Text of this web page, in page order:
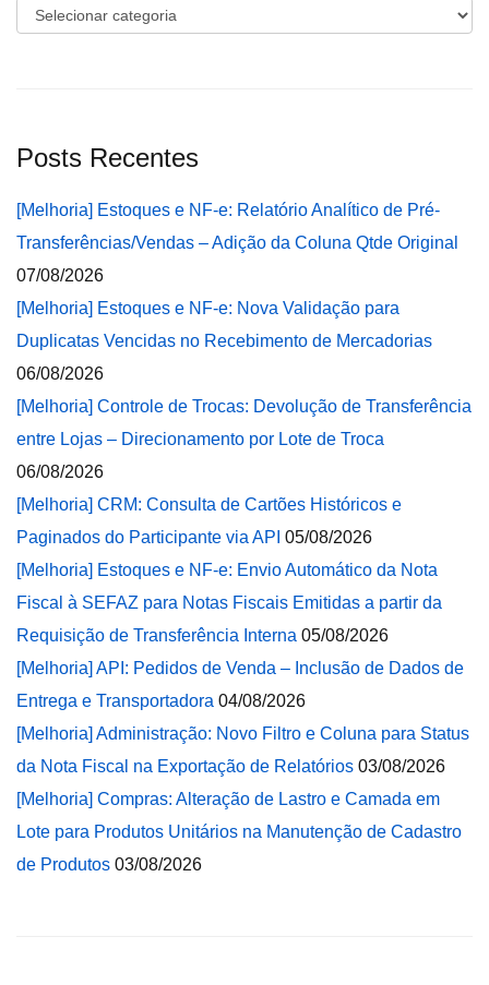
Categorias
Posts Recentes
[Melhoria] Estoques e NF-e: Relatório Analítico de Pré-
Transferências/Vendas – Adição da Coluna Qtde Original
07/08/2026
[Melhoria] Estoques e NF-e: Nova Validação para
Duplicatas Vencidas no Recebimento de Mercadorias
06/08/2026
[Melhoria] Controle de Trocas: Devolução de Transferência
entre Lojas – Direcionamento por Lote de Troca
06/08/2026
[Melhoria] CRM: Consulta de Cartões Históricos e
Paginados do Participante via API 05/08/2026
[Melhoria] Estoques e NF-e: Envio Automático da Nota
Fiscal à SEFAZ para Notas Fiscais Emitidas a partir da
Requisição de Transferência Interna 05/08/2026
[Melhoria] API: Pedidos de Venda – Inclusão de Dados de
Entrega e Transportadora 04/08/2026
[Melhoria] Administração: Novo Filtro e Coluna para Status
da Nota Fiscal na Exportação de Relatórios 03/08/2026
[Melhoria] Compras: Alteração de Lastro e Camada em
Lote para Produtos Unitários na Manutenção de Cadastro
de Produtos 03/08/2026